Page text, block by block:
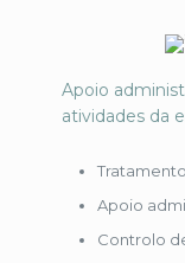
Apoio
atividades da
Apoio
Controlo